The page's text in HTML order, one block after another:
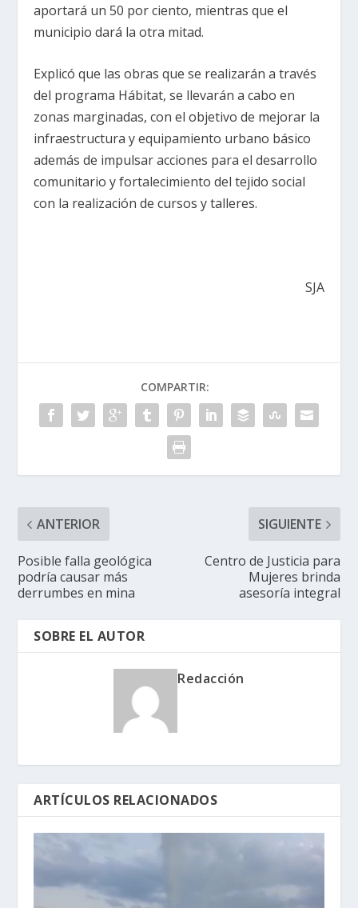
aportará un 50 por ciento, mientras que el
municipio dará la otra mitad.
Explicó que las obras que se realizarán a través
del programa Hábitat, se llevarán a cabo en
zonas marginadas, con el objetivo de mejorar la
infraestructura y equipamiento urbano básico
además de impulsar acciones para el desarrollo
comunitario y fortalecimiento del tejido social
con la realización de cursos y talleres.
SJA
COMPARTIR:
ANTERIOR
Posible falla geológica
podría causar más
derrumbes en mina
SIGUIENTE
Centro de Justicia para
Mujeres brinda
asesoría integral
SOBRE EL AUTOR
Redacción
ARTÍCULOS RELACIONADOS